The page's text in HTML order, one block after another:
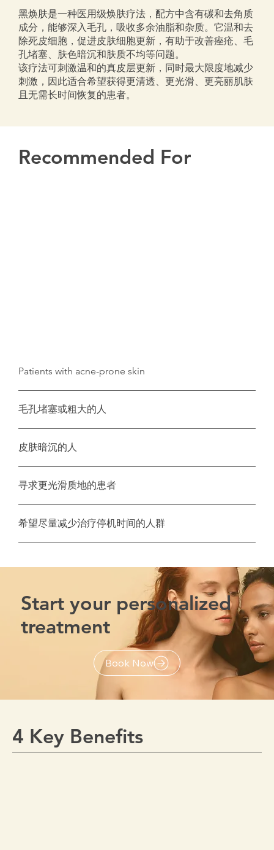
黑焕肤是一种医用级焕肤疗法，配方中含有碳和去角质
成分，能够深入毛孔，吸收多余油脂和杂质。它温和去
除死皮细胞，促进皮肤细胞更新，有助于改善痤疮、毛
孔堵塞、肤色暗沉和肤质不均等问题。
该疗法可刺激温和的真皮层更新，同时最大限度地减少
刺激，因此适合希望获得更清透、更光滑、更亮丽肌肤
且无需长时间恢复的患者。
Patients with acne-prone skin
毛孔堵塞或粗大的人
皮肤暗沉的人
寻求更光滑质地的患者
希望尽量减少治疗停机时间的人群
Recommended For
Start your personalized
treatment
Book Now
4 Key Benefits